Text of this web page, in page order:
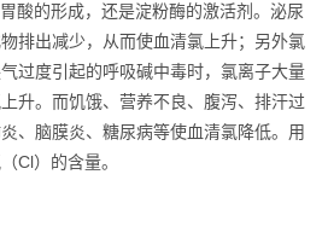
酸的形成，还是淀粉酶的激活剂。泌尿
排出减少，从而使血清氯上升；另外氯
过度引起的呼吸碱中毒时，氯离子大量
升。而饥饿、营养不良、腹泻、排汗过
、脑膜炎、糖尿病等使血清氯降低。用
Cl）的含量。